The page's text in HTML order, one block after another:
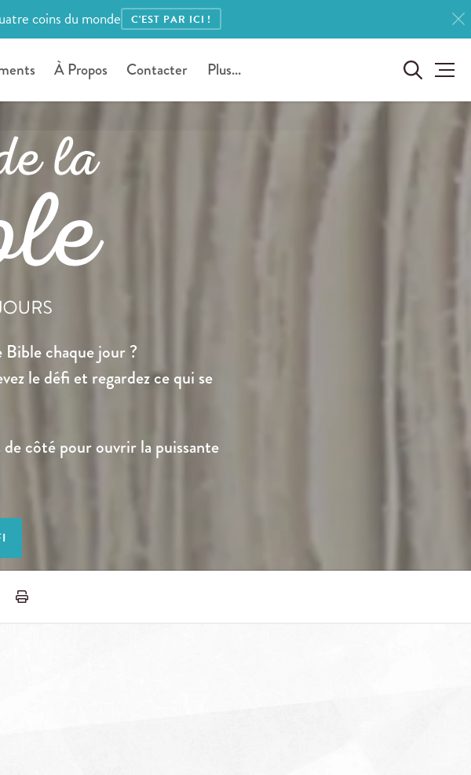
coins du monde C'EST PAR ICI !
À Propos Contacter Plus...
Bible chaque jour ?
le défi et regardez ce qui se
côté pour ouvrir la puissante